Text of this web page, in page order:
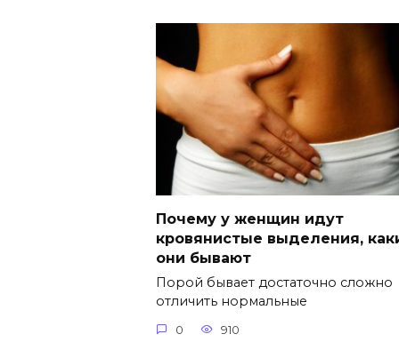
Почему у женщин идут
кровянистые выделения,
они бывают
Порой бывает достаточно сложно
отличить нормальные
0 910